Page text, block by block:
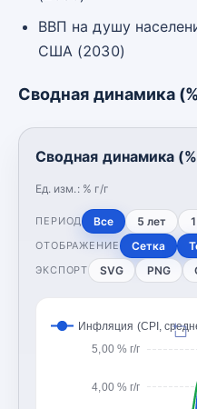
ВВП на душу
США (2030)
Сводная динамика
Сводная динамика (%
Ед. изм.: % г/г
ПЕРИОД Все 5 лет
ОТОБРАЖЕНИЕ Сетка
ЭКСПОРТ SVG PNG
4,00 % г/г
5,00 % г/г
Инфляция (CPI,